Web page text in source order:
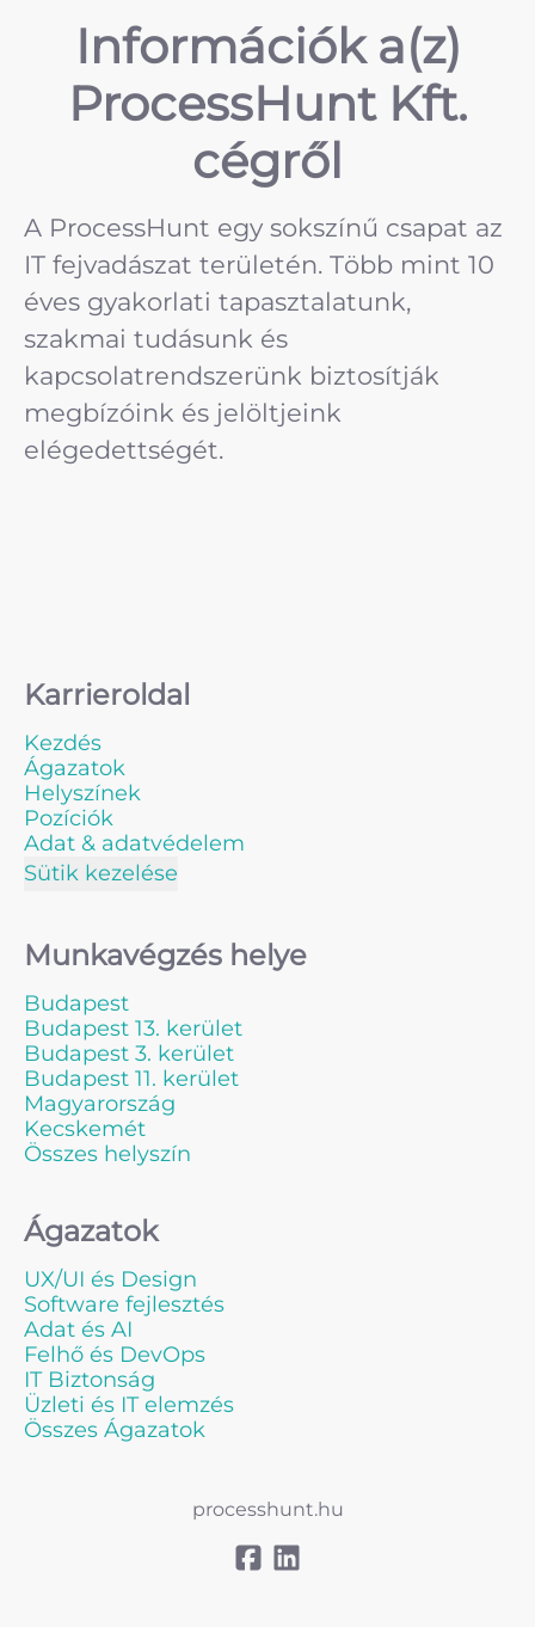
Információk a(z)
ProcessHunt Kft.
cégről
A ProcessHunt egy sokszínű csapat az
IT fejvadászat területén. Több mint 10
éves gyakorlati tapasztalatunk,
szakmai tudásunk és
kapcsolatrendszerünk biztosítják
megbízóink és jelöltjeink
elégedettségét.
Karrieroldal
Kezdés
Ágazatok
Helyszínek
Pozíciók
Adat & adatvédelem
Sütik kezelése
Munkavégzés helye
Budapest
Budapest 13. kerület
Budapest 3. kerület
Budapest 11. kerület
Magyarország
Kecskemét
Összes helyszín
Ágazatok
UX/UI és Design
Software fejlesztés
Adat és AI
Felhő és DevOps
IT Biztonság
Üzleti és IT elemzés
Összes Ágazatok
processhunt.hu